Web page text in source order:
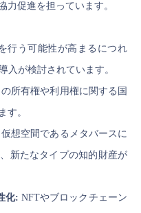
力促進を担っています。
行う可能性が高まるにつれ
入が検討されています。
所有権や利用権に関する国
す。
仮想空間であるメタバースに
新たなタイプの知的財産が
化: NFTやブロックチェーン